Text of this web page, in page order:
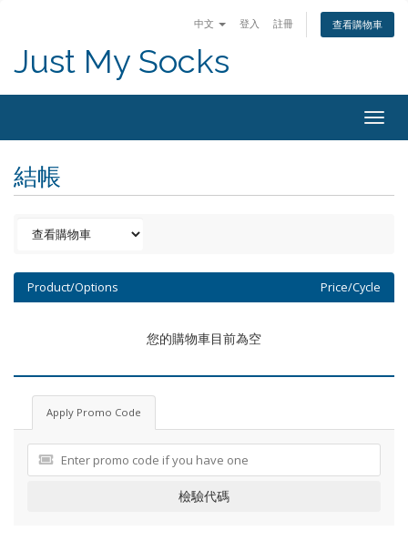
中文 登入 註冊 查看購物車
Just My Socks
結帳
Product/Options Price/Cycle
您的購物車目前為空
Apply Promo Code
檢驗代碼